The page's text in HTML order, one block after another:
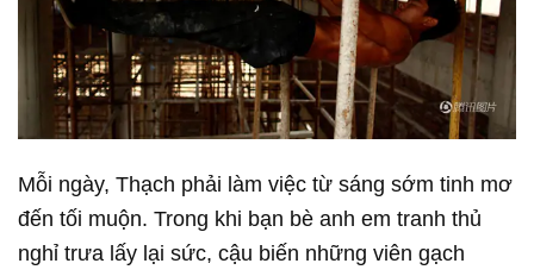
Mỗi ngày, Thạch phải làm việc từ sáng sớm tinh mơ
đến tối muộn. Trong khi bạn bè anh em tranh thủ
nghỉ trưa lấy lại sức, cậu biến những viên gạch